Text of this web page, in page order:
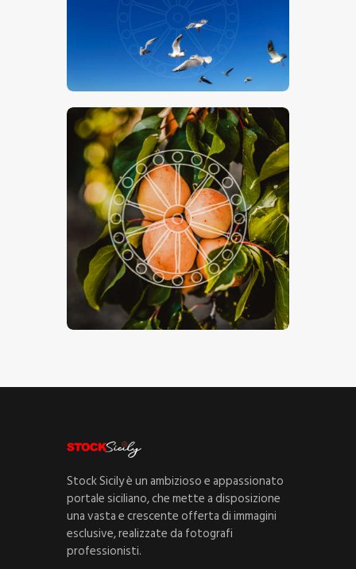
€15.00-€24.00
Albiccoca
15.00-€24.00
Stock Sicily è un ambizioso e appassionato
portale siciliano, che mette a disposizione
una vasta e crescente offerta di immagini
esclusive, realizzate da fotografi
professionisti.